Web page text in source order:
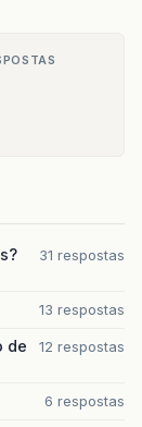
31 respostas
13 respostas
de
12 respostas
6 respostas